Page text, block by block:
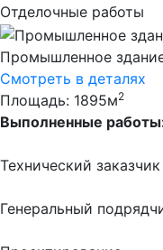
Отделочные работы
Промышленное
Смотреть в деталях
Площадь: 1895м2
Выполненные
Технический заказчик
Генеральный